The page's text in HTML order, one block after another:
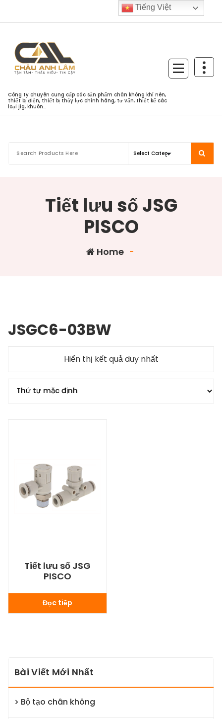
Công ty chuyên cung cấp các sản phẩm chân không khí nén,
thiết bị điện, thiết bị thủy lực chính hãng, tư vấn, thiết kế các
loại jig, khuôn...
Tiết lưu số JSG
PISCO
Home -
JSGC6-03BW
Hiển thị kết quả duy nhất
Tiết lưu số JSG
PISCO
Đọc tiếp
Bài Viết Mới Nhất
Bộ tạo chân không
Tiếng Việt